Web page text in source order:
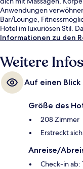
Anwendungen
Bar/Lounge,
Hotel im luxuriösen Stil.
Zustand erhalten tolle
Verkehrsmitteln entfernt:
Hausvogteiplatz) bzw. 5
Informationen zu den
Weitere
Auf einen Blick
Größe des
208 Zimmer
Erstreckt
Anreise/
Check-in ab: